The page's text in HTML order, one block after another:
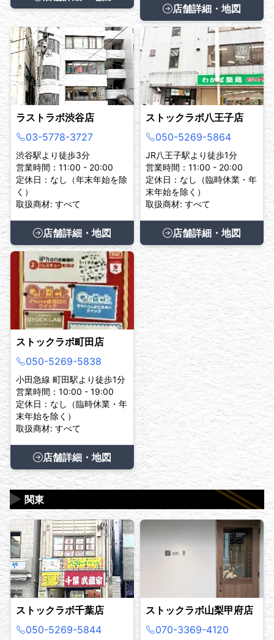
店舗詳細・地図
ラストラボ渋谷店
03-5778-3727
渋谷駅より徒歩3分
営業時間：11:00 - 20:00
定休日：なし（年末年始を除
く）
取扱商材: すべて
店舗詳細・地図
ストックラボ八王子店
050-5269-5864
JR八王子駅より徒歩1分
営業時間：11:00 - 20:00
定休日：なし（臨時休業・年
末年始を除く）
取扱商材: すべて
店舗詳細・地図
ストックラボ町田店
050-5269-5838
小田急線 町田駅より徒歩1分
営業時間：10:00 - 19:00
定休日：なし（臨時休業・年
末年始を除く）
取扱商材: すべて
店舗詳細・地図
関東
▶
ストックラボ千葉店
050-5269-5844
ストックラボ山梨甲府店
070-3369-4120